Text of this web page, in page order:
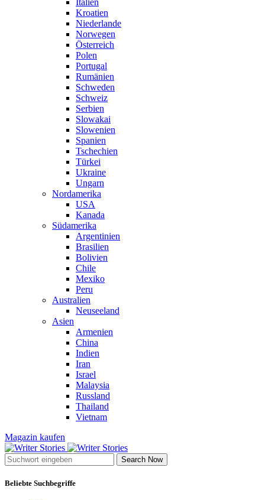
Kroatien
Niederlande
Norwegen
Österreich
Polen
Portugal
Rumänien
Schweden
Schweiz
Serbien
Slowakai
Slowenien
Spanien
Tschechien
Türkei
Ukraine
Ungarn
Nordamerika
USA
Kanada
Südamerika
Argentinien
Brasilien
Bolivien
Chile
Mexiko
Peru
Australien
Neuseeland
Asien
Armenien
China
Indien
Iran
Israel
Malaysia
Russland
Thailand
Vietnam
Magazin kaufen
Search Now
Beliebte Suchbegriffe